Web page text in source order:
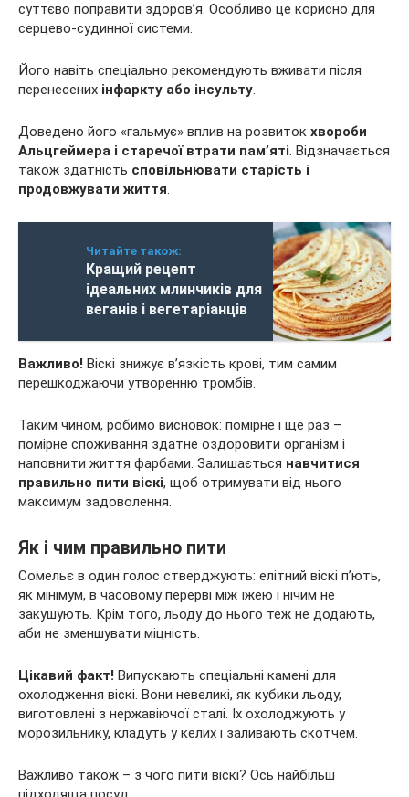
суттєво поправити здоров’я. Особливо це корисно для
серцево-судинної системи.
Його навіть спеціально рекомендують вживати після
перенесених інфаркту або інсульту.
Доведено його «гальмує» вплив на розвиток хвороби
Альцгеймера і старечої втрати пам’яті. Відзначається
також здатність сповільнювати старість і
продовжувати життя.
Читайте також:
Кращий рецепт
ідеальних млинчиків для
веганів і вегетаріанців
Важливо! Віскі знижує в’язкість крові, тим самим
перешкоджаючи утворенню тромбів.
Таким чином, робимо висновок: помірне і ще раз –
помірне споживання здатне оздоровити організм і
наповнити життя фарбами. Залишається навчитися
правильно пити віскі, щоб отримувати від нього
максимум задоволення.
Як і чим правильно пити
Сомельє в один голос стверджують: елітний віскі п’ють,
як мінімум, в часовому перерві між їжею і нічим не
закушують. Крім того, льоду до нього теж не додають,
аби не зменшувати міцність.
Цікавий факт! Випускають спеціальні камені для
охолодження віскі. Вони невеликі, як кубики льоду,
виготовлені з нержавіючої сталі. Їх охолоджують у
морозильнику, кладуть у келих і заливають скотчем.
Важливо також – з чого пити віскі? Ось найбільш